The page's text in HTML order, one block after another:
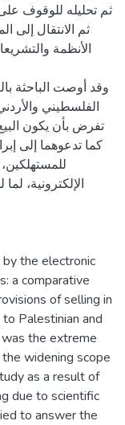
ثم تحليله للوقوف
ثم الانتقال إلى
الأنظمة
وقد أوصت الباحثة
الفلسطيني
تفرض بأن يكون
كما تدعوهما إلى
الإلكترونية،
the electronic
a comparative
of selling in
Palestinian and
the extreme
widening scope
as a result of
due to scientific
to answer the